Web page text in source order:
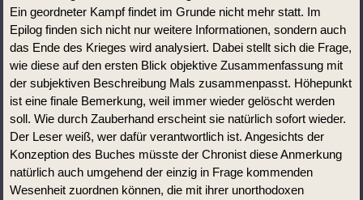
Ein geordneter Kampf findet im Grunde nicht mehr statt. Im
Epilog finden sich nicht nur weitere Informationen, sondern auch
das Ende des Krieges wird analysiert. Dabei stellt sich die Frage,
wie diese auf den ersten Blick objektive Zusammenfassung mit
der subjektiven Beschreibung Mals zusammenpasst. Höhepunkt
ist eine finale Bemerkung, weil immer wieder gelöscht werden
soll. Wie durch Zauberhand erscheint sie natürlich sofort wieder.
Der Leser weiß, wer dafür verantwortlich ist. Angesichts der
Konzeption des Buches müsste der Chronist diese Anmerkung
natürlich auch umgehend der einzig in Frage kommenden
Wesenheit zuordnen können, die mit ihrer unorthodoxen